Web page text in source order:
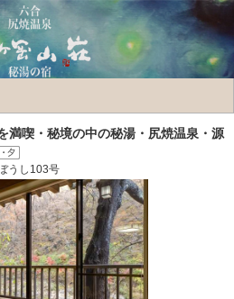
満喫・秘境の中の秘湯・尻焼温泉・源
うし103号